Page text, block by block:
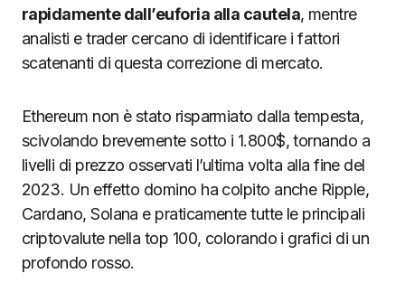
rapidamente dall’euforia alla cautela, mentre
analisti e trader cercano di identificare i fattori
scatenanti di questa correzione di mercato.
Ethereum non è stato risparmiato dalla tempesta,
scivolando brevemente sotto i 1.800$, tornando a
livelli di prezzo osservati l’ultima volta alla fine del
2023. Un effetto domino ha colpito anche Ripple,
Cardano, Solana e praticamente tutte le principali
criptovalute nella top 100, colorando i grafici di un
profondo rosso.